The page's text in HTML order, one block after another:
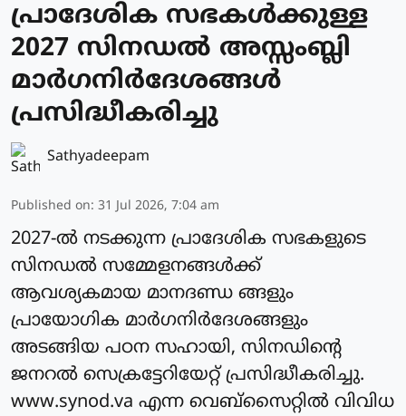
പ്രാദേശിക സഭകള്‍ക്കുള്ള
2027 സിനഡല്‍ അസ്സംബ്ലി
മാര്‍ഗനിര്‍ദേശങ്ങള്‍
പ്രസിദ്ധീകരിച്ചു
Sathyadeepam
Published on: 31 Jul 2026, 7:04 am
2027-ല്‍ നടക്കുന്ന പ്രാദേശിക സഭകളുടെ
സിനഡല്‍ സമ്മേളനങ്ങള്‍ക്ക്
ആവശ്യകമായ മാനദണ്ഡ ങ്ങളും
പ്രായോഗിക മാർഗനിർദേശങ്ങളും
അടങ്ങിയ പഠന സഹായി, സിനഡിന്റെ
ജനറല്‍ സെക്രട്ടേറിയേറ്റ് പ്രസിദ്ധീകരിച്ചു.
www.synod.va എന്ന വെബ്സൈറ്റില്‍ വിവിധ